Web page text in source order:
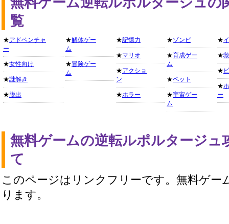
覧
★アドベンチャ
ー
★女性向け
★謎解き
★ 脱出
★解体ゲー
ム
★冒険ゲー
ム
★記憶力
★マリオ
★アクショ
ン
★ホラー
★ゾンビ
★育成ゲー
ム
★ペット
★宇宙ゲー
ム
★
★
★
★
ー
無料ゲームの逆転ルポルタージュ
て
このページはリンクフリーです。無料ゲー
ります。